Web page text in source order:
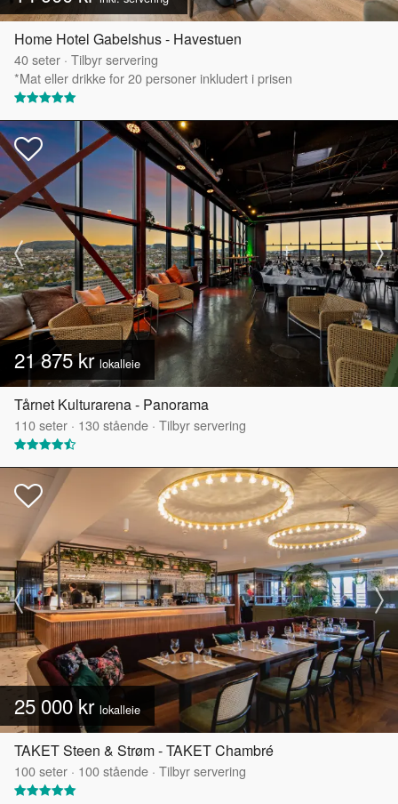
Home Hotel Gabelshus - Havestuen
40seter · Tilbyr servering
*Mat eller drikke for 20 personer inkludert i prisen
21 875 krlokalleie
Tårnet Kulturarena - Panorama
110seter · 130stående · Tilbyr servering
25 000 kr lokalleie
TAKET Steen & Strøm - TAKET Chambré
100seter · 100stående · Tilbyr servering